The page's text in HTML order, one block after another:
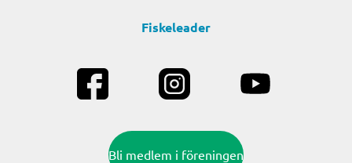
Fiskeleader
Bli medlem i föreningen